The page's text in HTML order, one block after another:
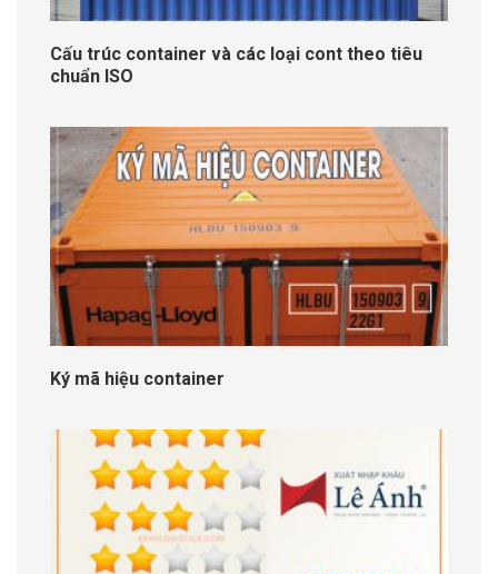
Cấu trúc container và các loại cont theo tiêu
chuẩn ISO
Ký mã hiệu container